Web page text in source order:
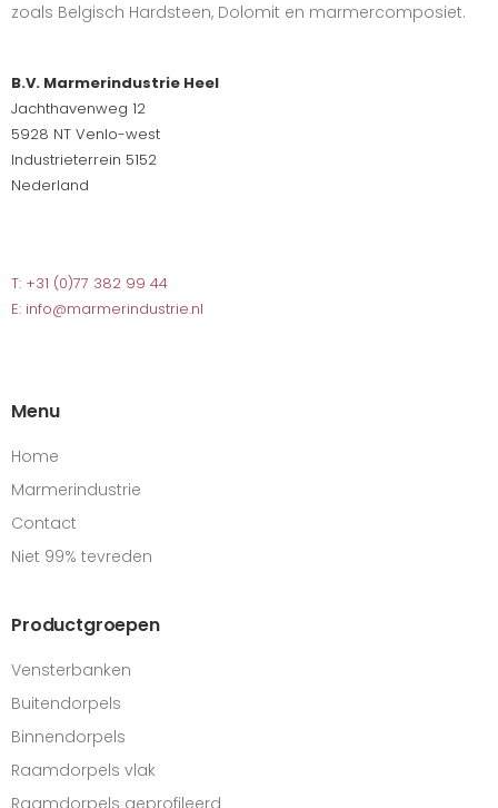
zoals Belgisch Hardsteen, Dolomit en marmercomposiet.
B.V. Marmerindustrie Heel
Jachthavenweg 12
5928 NT Venlo-west
Industrieterrein 5152
Nederland
T: +31 (0)77 382 99 44
E: info@marmerindustrie.nl
Menu
Home
Marmerindustrie
Contact
Niet 99% tevreden
Productgroepen
Vensterbanken
Buitendorpels
Binnendorpels
Raamdorpels vlak
Raamdorpels geprofileerd